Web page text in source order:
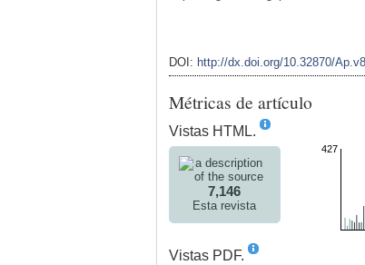
DOI: http://dx.doi.org/10.32870/
Métricas de artículo
Vistas HTML.
7,146
Esta revista
427
Vistas PDF.